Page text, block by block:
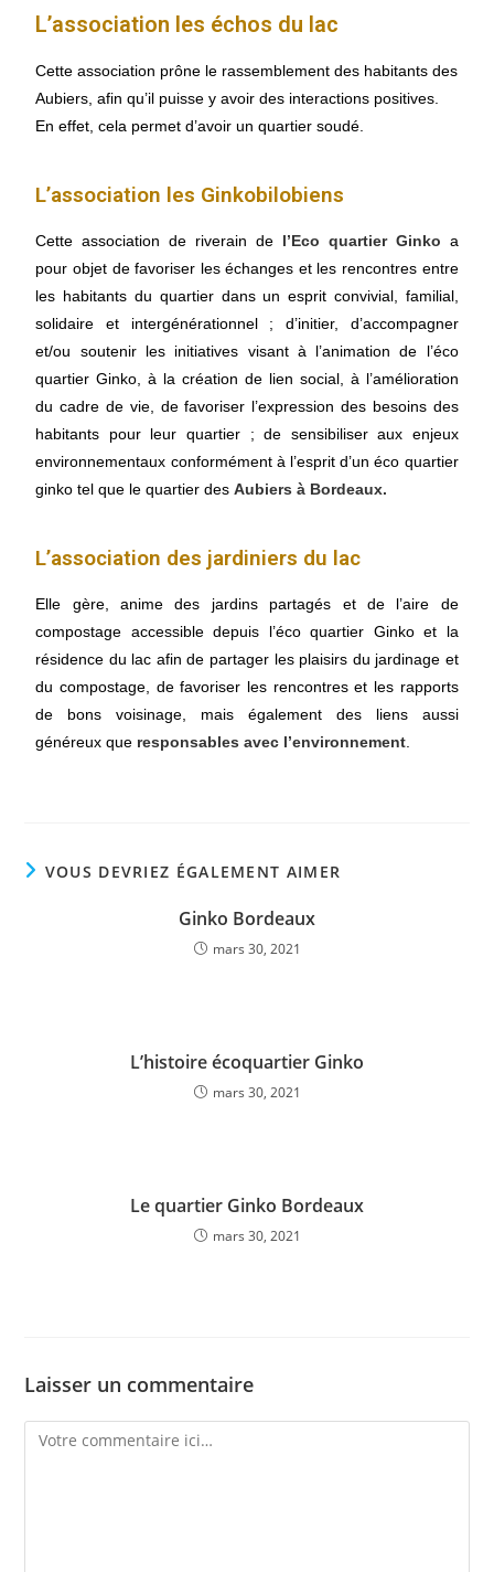
L’association les échos du lac
Cette association prône le rassemblement des habitants des
Aubiers, afin qu’il puisse y avoir des interactions positives.
En effet, cela permet d’avoir un quartier soudé.
L’association les Ginkobilobiens
Cette association de riverain de l’Eco quartier Ginko a
pour objet de favoriser les échanges et les rencontres entre
les habitants du quartier dans un esprit convivial, familial,
solidaire et intergénérationnel ; d’initier, d’accompagner
et/ou soutenir les initiatives visant à l’animation de l’éco
quartier Ginko, à la création de lien social, à l’amélioration
du cadre de vie, de favoriser l’expression des besoins des
habitants pour leur quartier ; de sensibiliser aux enjeux
environnementaux conformément à l’esprit d’un éco quartier
ginko tel que le quartier desAubiers à Bordeaux.
L’association des jardiniers du lac
Elle gère, anime des jardins partagés et de l’aire de
compostage accessible depuis l’éco quartier Ginko et la
résidence du lac afin de partager les plaisirs du jardinage et
du compostage, de favoriser les rencontres et les rapports
de bons voisinage, mais également des liens aussi
généreux que responsables avec l’environnement
VOUS DEVRIEZ ÉGALEMENT AIMER
Ginko Bordeaux
mars 30, 2021
L’histoire écoquartier Ginko
mars 30, 2021
Le quartier Ginko Bordeaux
mars 30, 2021
Laisser un commentaire